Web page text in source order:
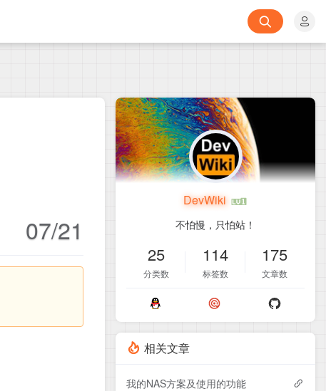
07/21
DevWiki
不怕慢，只怕站！
25
分类数
114
标签数
175
文章数
相关文章
我的NAS方案及使用的功能